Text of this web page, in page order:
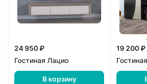
24 950 ₽
Гостиная Лацио
В корзину
19 200 ₽